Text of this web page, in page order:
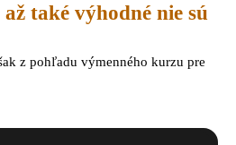
také výhodné nie sú
z pohľadu výmenného kurzu pre